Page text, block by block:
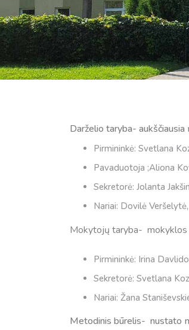
Darželio taryba-
Pirmininkė: Svetlana
Pavaduotoja ;Aliona
Sekretorė: Jolanta
Nariai: Dovilė
Mokytojų taryba- mokyklos
Pirmininkė: Irina
Sekretorė: Svetlana
Nariai: Žana
Metodinis būrelis- nustato